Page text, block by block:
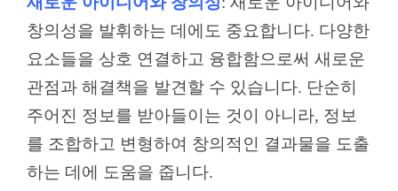
창의성을 발휘하는 데에도 중요합니다. 다양한
요소들을 상호 연결하고 융합함으로써 새로운
관점과 해결책을 발견할 수 있습니다. 단순히
주어진 정보를 받아들이는 것이 아니라, 정보
를 조합하고 변형하여 창의적인 결과물을 도출
하는 데에 도움을 줍니다.